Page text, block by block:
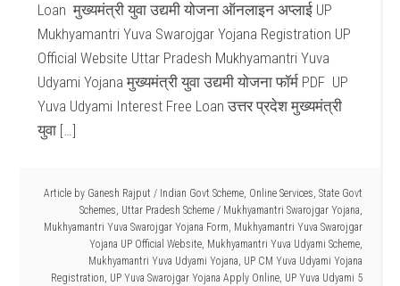
Loan मुख्यमंत्री युवा उद्यमी योजना ऑनलाइन अप्लाई UP
Mukhyamantri Yuva Swarojgar Yojana Registration UP
Official Website Uttar Pradesh Mukhyamantri Yuva
Udyami Yojana मुख्यमंत्री युवा उद्यमी योजना फॉर्म PDF UP
Yuva Udyami Interest Free Loan उत्तर प्रदेश मुख्यमंत्री
युवा […]
Article by Ganesh Rajput / Indian Govt Scheme, Online Services, State Govt
Schemes, Uttar Pradesh Scheme / Mukhyamantri Swarojgar Yojana,
Mukhyamantri Yuva Swarojgar Yojana Form, Mukhyamantri Yuva Swarojgar
Yojana UP Official Website, Mukhyamantri Yuva Udyami Scheme,
Mukhyamantri Yuva Udyami Yojana, UP CM Yuva Udyami Yojana
Registration, UP Yuva Swarojgar Yojana Apply Online, UP Yuva Udyami 5